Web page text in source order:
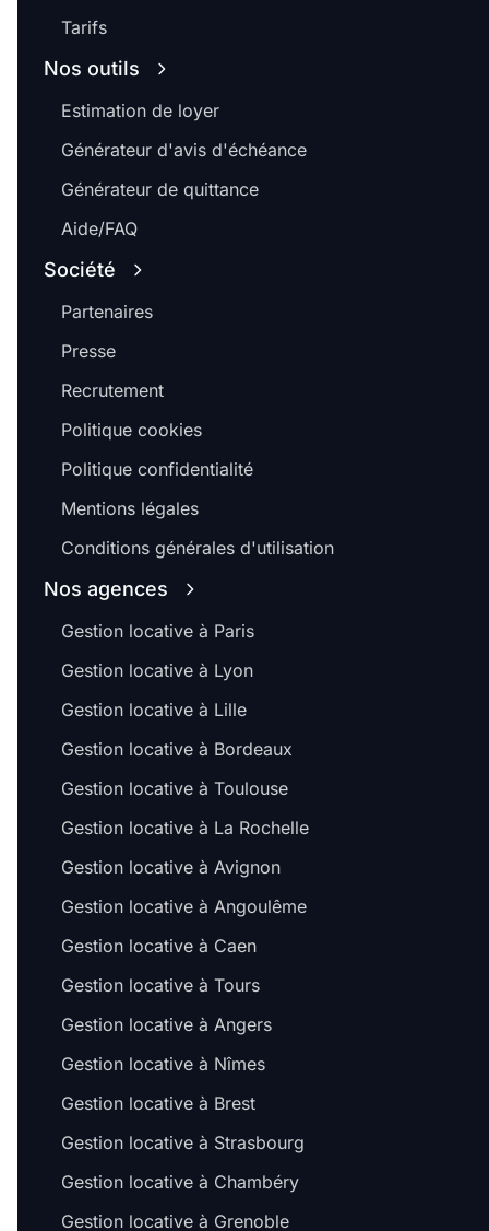
Tarifs
Nos outils
Estimation de loyer
Générateur d'avis d'échéance
Générateur de quittance
Aide/FAQ
Société
Partenaires
Presse
Recrutement
Politique cookies
Politique confidentialité
Mentions légales
Conditions générales d'utilisation
Nos agences
Gestion locative à Paris
Gestion locative à Lyon
Gestion locative à Lille
Gestion locative à Bordeaux
Gestion locative à Toulouse
Gestion locative à La Rochelle
Gestion locative à Avignon
Gestion locative à Angoulême
Gestion locative à Caen
Gestion locative à Tours
Gestion locative à Angers
Gestion locative à Nîmes
Gestion locative à Brest
Gestion locative à Strasbourg
Gestion locative à Chambéry
Gestion locative à Grenoble